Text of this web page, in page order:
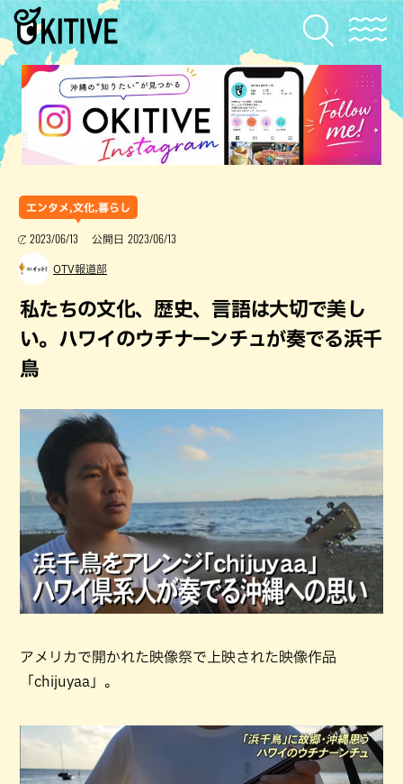
エンタメ,文化,暮らし
2023/06/13 公開日 2023/06/13
OTV報道部
私たちの文化、歴史、言語は大切で美し
い。ハワイのウチナーンチュが奏でる浜千
鳥
アメリカで開かれた映像祭で上映された映像作品
「chijuyaa」。